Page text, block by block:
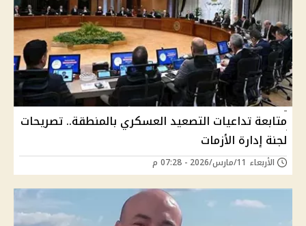
متابعة تداعيات التصعيد العسكري بالمنطقة.. تصريحات
لجنة إدارة الأزمات
الأربعاء 11/مارس/2026 - 07:28 م